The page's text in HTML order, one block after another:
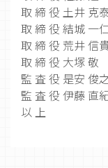
取 締 役 土井 克
取 締 役 結城 一
取 締 役 荒井 信
取 締 役 大塚 敬
監 査 役 是安 俊之
監 査 役 伊藤 直
以 上